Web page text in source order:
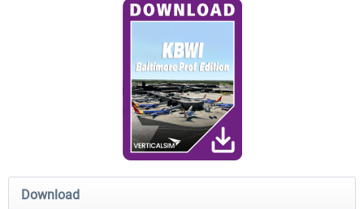
FunnerFlight - KSAN, KNZY & Naval
Base San...
Saint Croix XP
Download